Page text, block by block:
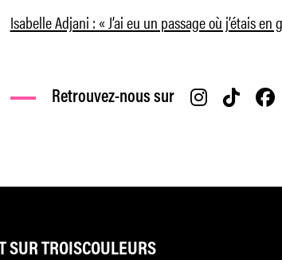
Isabelle Adjani : « J’ai eu un passage où j’étais
Retrouvez-nous sur
SUR TROISCOULEURS